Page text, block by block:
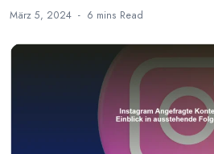
März 5, 2024 6 mins Read